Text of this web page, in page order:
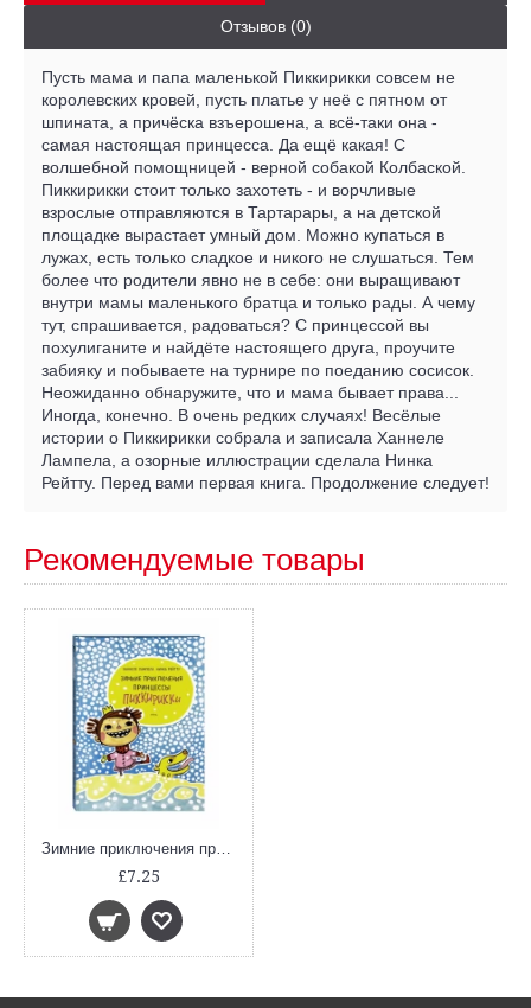
Отзывов (0)
Пусть мама и папа маленькой Пиккирикки совсем не
королевских кровей, пусть платье у неё с пятном от
шпината, а причёска взъерошена, а всё-таки она -
самая настоящая принцесса. Да ещё какая! С
волшебной помощницей - верной собакой Колбаской.
Пиккирикки стоит только захотеть - и ворчливые
взрослые отправляются в Тартарары, а на детской
площадке вырастает умный дом. Можно купаться в
лужах, есть только сладкое и никого не слушаться. Тем
более что родители явно не в себе: они выращивают
внутри мамы маленького братца и только рады. А чему
тут, спрашивается, радоваться? С принцессой вы
похулиганите и найдёте настоящего друга, проучите
забияку и побываете на турнире по поеданию сосисок.
Неожиданно обнаружите, что и мама бывает права...
Иногда, конечно. В очень редких случаях! Весёлые
истории о Пиккирикки собрала и записала Ханнеле
Лампела, а озорные иллюстрации сделала Нинка
Рейтту. Перед вами первая книга. Продолжение следует!
Рекомендуемые товары
£7.25